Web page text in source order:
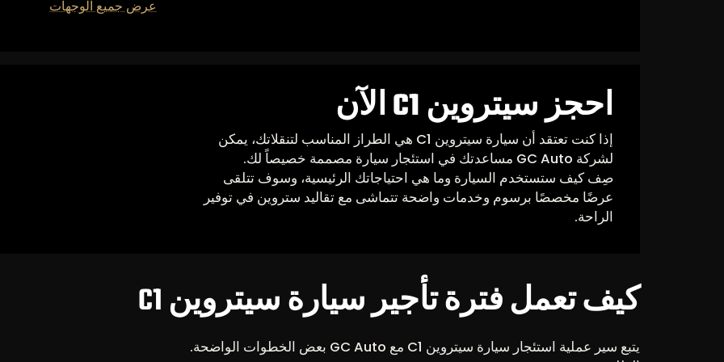
عرض جميع الوجهات
احجز سيتروين C1 الآن
إذا كنت تعتقد أن سيارة سيتروين C1 هي الطراز المناسب لتنقلاتك، يمكن
لشركة GC Auto مساعدتك في استئجار سيارة مصممة خصيصاً لك.
صِف كيف ستستخدم السيارة وما هي احتياجاتك الرئيسية، وسوف تتلقى
عرضًا مخصصًا برسوم وخدمات واضحة تتماشى مع تقاليد ستروين في توفير
الراحة.
كيف تعمل فترة تأجير سيارة سيتروين C1
يتبع سير عملية استئجار سيارة سيتروين C1 مع GC Auto بعض الخطوات الواضحة.